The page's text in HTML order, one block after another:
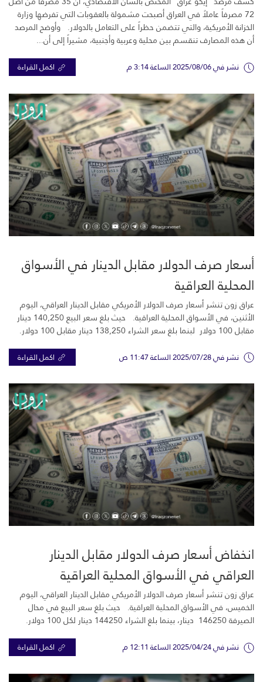
72 مصرفاً عاملاً في العراق أصبحت مشمولة بالعقوبات التي تفرضها وزارة
الخزانة الأمريكية، والتي تتضمن حظراً على التعامل بالدولار. وأوضح المرصد
أن هذه المصارف تنقسم بين محلية وعربية وأجنبية، مشيراً إلى أن...
نشر في 2025/08/06 الساعة 3:14 م اكمل القراءة
أسعار صرف الدولار مقابل الدينار في الأسواق
المحلية العراقية
عراق زون تنشر أسعار صرف الدولار الأمريكي مقابل الدينار العراقي، اليوم
الأثنين، في الأسواق المحلية العراقية. حيث بلغ سعر البيع 140,250 دينار
مقابل 100 دولار لبنما بلغ سعر الشراء 138,250 دينار مقابل 100 دولار.
نشر في 2025/07/28 الساعة 11:47 ص اكمل القراءة
انخفاض أسعار صرف الدولار مقابل الدينار
العراقي في الأسواق المحلية العراقية
عراق زون تنشر أسعار صرف الدولار الأمريكي مقابل الدينار العراقي، اليوم
الخميس، في الأسواق المحلية العراقية. حيث بلغ سعر البيع في محال
الصيرفة 146250 دينار، بينما بلغ الشراء 144250 دينار لكل 100 دولار.
نشر في 2025/04/24 الساعة 12:11 م اكمل القراءة